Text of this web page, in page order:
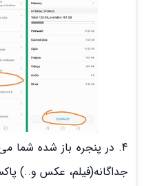
4. در پنجره باز شده شما
جداگانه(فیلم، عکس و..)